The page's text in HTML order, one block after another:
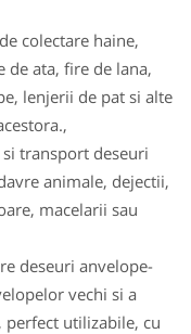
colectare haine,
ata, fire de lana,
lenjerii de pat si alte
transport deseuri
animale, dejectii,
macelarii sau
deseuri anvelope-
vechi si a
utilizabile, cu